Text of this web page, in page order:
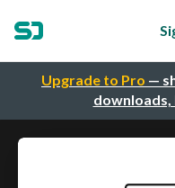
Upgrade to Pro —
downloads,